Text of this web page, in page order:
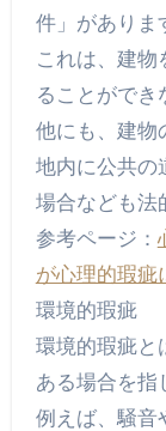
件」がありま
これは、建物
ることができ
他にも、建物
地内に公共の
場合なども法
参考ページ：
が心理的瑕疵
環境的瑕疵
環境的瑕疵と
ある場合を指
例えば、騒音